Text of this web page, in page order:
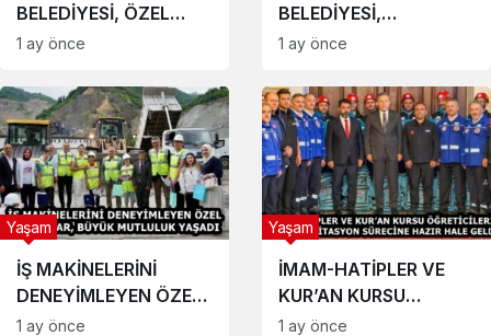
BELEDİYESİ, ÖZEL
ÇOCUKLAR İÇİN
1 ay önce
BELEDİYESİ,
HUZUREVİNDE MORAL
1 ay önce
İŞ MAKİNELERİNİ
DENEYİMLEYEN ÖZEL
ÇOCUKLAR, BÜYÜK
Yaşam
1 ay önce
İMAM-HATİPLER VE
KUR’AN KURSU
ÖĞRETİCİLERİ AFAD
Yaşam
1 ay önce